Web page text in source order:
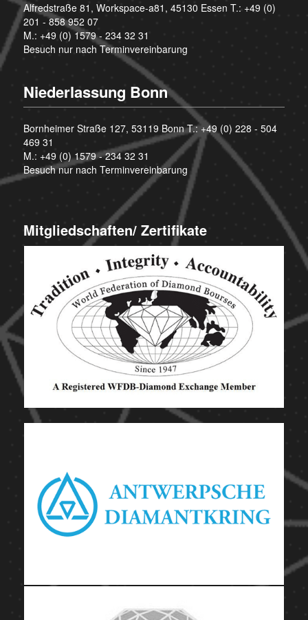
Alfredstraße 81, Workspace-a81, 45130 Essen T.: +49 (0)
201 - 858 952 07
M.: +49 (0) 1579 - 234 32 31
Besuch nur nach Terminvereinbarung
Niederlassung Bonn
Bornheimer Straße 127, 53119 Bonn T.:+49 (0) 228 - 504
469 31
M.: +49 (0) 1579 - 234 32 31
Besuch nur nach Terminvereinbarung
Mitgliedschaften/ Zertifikate